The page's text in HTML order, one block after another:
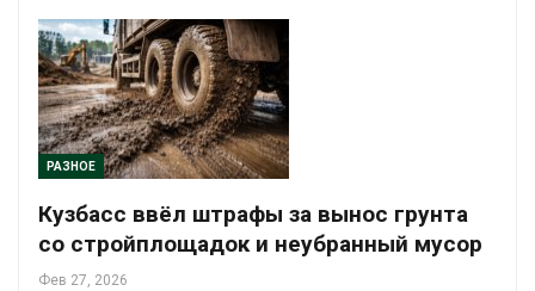
РАЗНОЕ
Кузбасс ввёл штрафы за вынос грунта
со стройплощадок и неубранный мусор
Фев 27, 2026